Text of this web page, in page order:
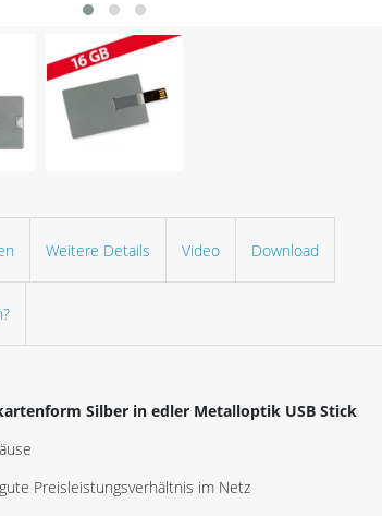
Weitere Details Video Download
Silber in edler Metalloptik USB Stick
gute Preisleistungsverhältnis im Netz